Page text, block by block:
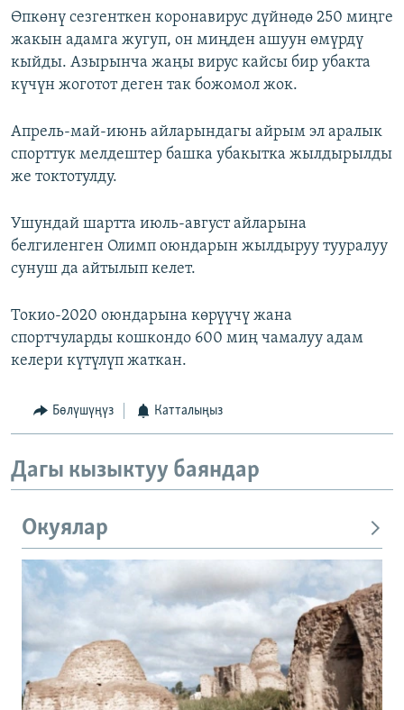
Өпкөнү сезгенткен коронавирус дүйнөдө 250 миңге
жакын адамга жугуп, он миңден ашуун өмүрдү
кыйды. Азырынча жаңы вирус кайсы бир убакта
күчүн жоготот деген так божомол жок.
Апрель-май-июнь айларындагы айрым эл аралык
спорттук мелдештер башка убакытка жылдырылды
же токтотулду.
Ушундай шартта июль-август айларына
белгиленген Олимп оюндарын жылдыруу тууралуу
сунуш да айтылып келет.
Токио-2020 оюндарына көрүүчү жана
спортчуларды кошкондо 600 миң чамалуу адам
келери күтүлүп жаткан.
Бөлүшүңүз Катталыңыз
Дагы кызыктуу баяндар
Окуялар